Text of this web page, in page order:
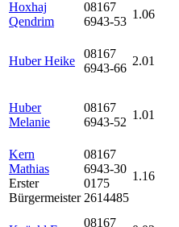
Hoxhaj
Qendrim
08167
6943-53
1.06
Huber Heike
08167
6943-66
2.01
Huber
Melanie
08167
6943-52
1.01
Kern
Mathias
Erster
Bürgermeister
08167
6943-30
0175
2614485
1.16
08167